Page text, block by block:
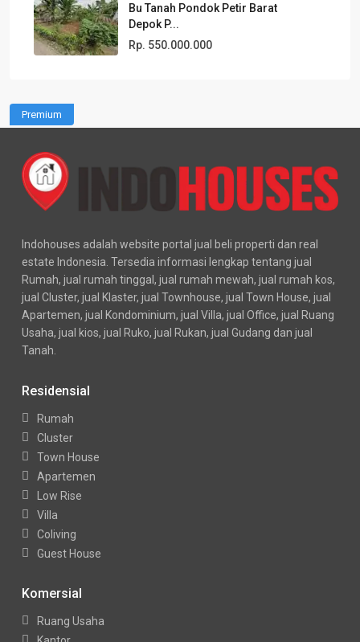
Bu Tanah Pondok Petir Barat
Depok P...
Rp. 550.000.000
Premium
Indohouses adalah website portal jual beli properti dan real
estate Indonesia. Tersedia informasi lengkap tentang jual
Rumah, jual rumah tinggal, jual rumah mewah, jual rumah kos,
jual Cluster, jual Klaster, jual Townhouse, jual Town House, jual
Apartemen, jual Kondominium, jual Villa, jual Office, jual Ruang
Usaha, jual kios, jual Ruko, jual Rukan, jual Gudang dan jual
Tanah.
Residensial
Rumah
Cluster
Town House
Apartemen
Low Rise
Villa
Coliving
Guest House
Komersial
Ruang Usaha